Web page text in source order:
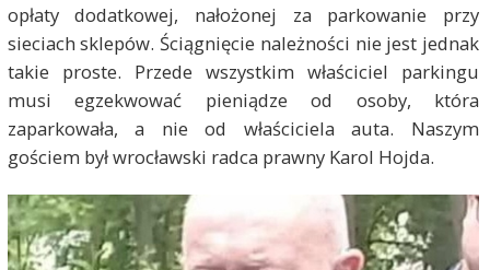
opłaty dodatkowej, nałożonej za parkowanie przy
sieciach sklepów. Ściągnięcie należności nie jest jednak
takie proste. Przede wszystkim właściciel parkingu
musi egzekwować pieniądze od osoby, która
zaparkowała, a nie od właściciela auta. Naszym
gościem był wrocławski radca prawny Karol Hojda.